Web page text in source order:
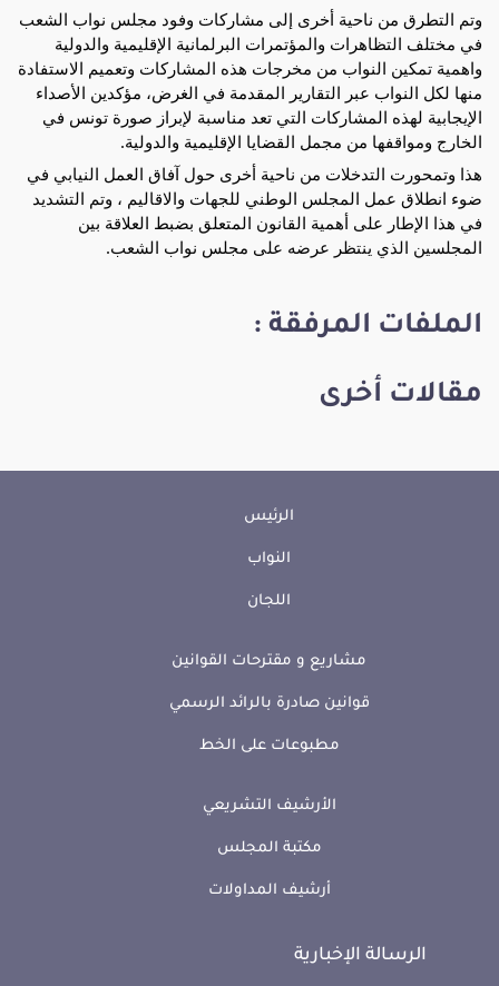
وتم التطرق من ناحية أخرى إلى مشاركات وفود مجلس نواب الشعب
في مختلف التظاهرات والمؤتمرات البرلمانية الإقليمية والدولية
واهمية تمكين النواب من مخرجات هذه المشاركات وتعميم الاستفادة
منها لكل النواب عبر التقارير المقدمة في الغرض، مؤكدين الأصداء
الإيجابية لهذه المشاركات التي تعد مناسبة لإبراز صورة تونس في
الخارج ومواقفها من مجمل القضايا الإقليمية والدولية.
هذا وتمحورت التدخلات من ناحية أخرى حول آفاق العمل النيابي في
ضوء انطلاق عمل المجلس الوطني للجهات والاقاليم ، وتم التشديد
في هذا الإطار على أهمية القانون المتعلق بضبط العلاقة بين
المجلسين الذي ينتظر عرضه على مجلس نواب الشعب.
الملفات المرفقة :
مقالات أخرى
الرئيس
النواب
اللجان
مشاريع و مقترحات القوانين
قوانين صادرة بالرائد الرسمي
مطبوعات على الخط
الأرشيف التشريعي
مكتبة المجلس
أرشيف المداولات
الرسالة الإخبارية